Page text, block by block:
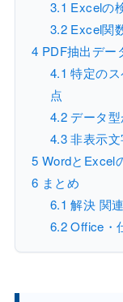
3.1 Excelの
3.2Excel関
4 PDF抽出デー
4.1 特定の
点
4.2データ型
4.3非表示文
5 WordとExcel
6 まとめ
6.1 解決 関
6.2Office・